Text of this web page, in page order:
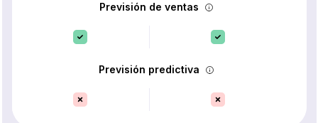
Previsión de ventas
Previsión predictiva